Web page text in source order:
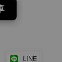
LINE